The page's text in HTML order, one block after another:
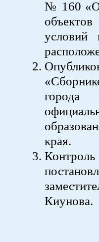
№ 160 «О
объектов
условий
города
края.
Киунова.